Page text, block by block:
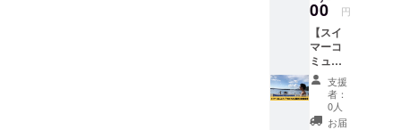
カレン
ダーで
す。 ※
送料込
みのお
値段で
す。
00 円
【スイ
マーコ
ミュニ
ティ
「TRUE
FUN」
登録
支援
者：
0人
お届